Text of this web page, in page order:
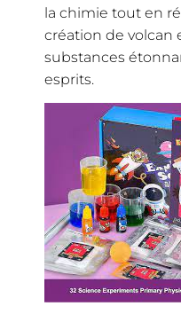
la chimie tout en
création de
substances
esprits.